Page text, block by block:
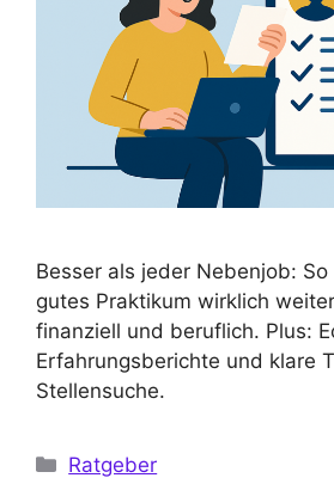
Besser als jeder Nebenjob:
gutes Praktikum wirklich
finanziell und beruflich. Plus:
Erfahrungsberichte und klare
Stellensuche.
Ratgeber